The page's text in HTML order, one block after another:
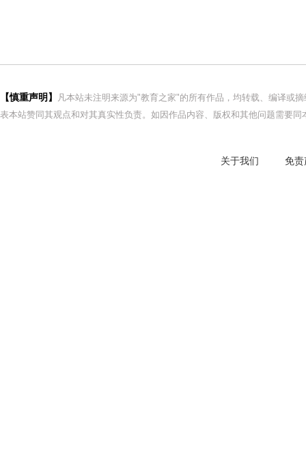
【慎重声明】
凡本站未注明来源为"教育之家"的所有作品，均转载、编译或
表本站赞同其观点和对其真实性负责。如因作品内容、版权和其他问题需要
关于我们 免责